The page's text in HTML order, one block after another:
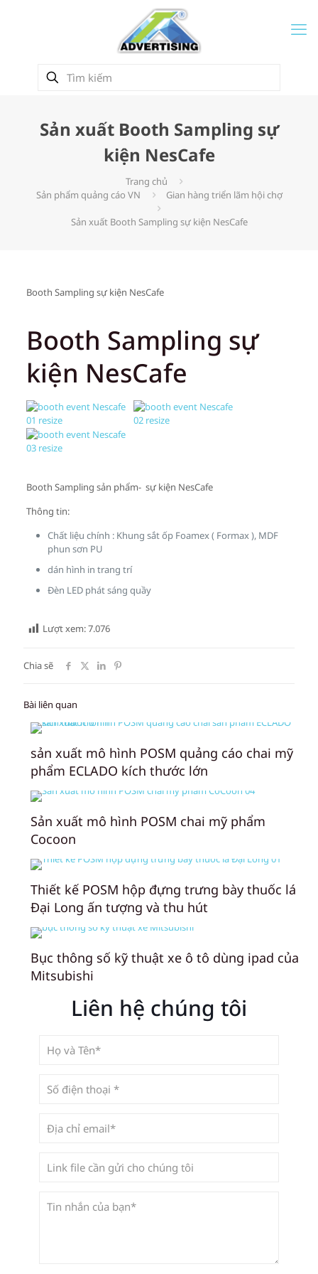
Sản xuất Booth Sampling sự
kiện NesCafe
Trang chủ
Sản phẩm quảng cáo VN
Gian hàng triển lãm hội chợ
Sản xuất Booth Sampling sự kiện NesCafe
Booth Sampling sự kiện NesCafe
Booth Sampling sự
kiện NesCafe
Booth Sampling sản phẩm- sự kiện NesCafe
Thông tin:
Chất liệu chính : Khung sắt ốp Foamex ( Formax ), MDF
phun sơn PU
dán hình in trang trí
Đèn LED phát sáng quầy
Lượt xem:7.076
Chia sẽ
Bài liên quan
sản xuất mô hình POSM quảng cáo chai mỹ
phẩm ECLADO kích thước lớn
Sản xuất mô hình POSM chai mỹ phẩm
Cocoon
Thiết kế POSM hộp đựng trưng bày thuốc lá
Đại Long ấn tượng và thu hút
Bục thông số kỹ thuật xe ô tô dùng ipad của
Mitsubishi
Liên hệ chúng tôi